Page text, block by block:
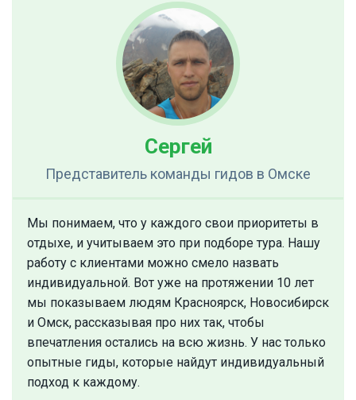
Сергей
Представитель команды гидов в Омске
Мы понимаем, что у каждого свои приоритеты в
отдыхе, и учитываем это при подборе тура. Нашу
работу с клиентами можно смело назвать
индивидуальной. Вот уже на протяжении 10 лет
мы показываем людям Красноярск, Новосибирск
и Омск, рассказывая про них так, чтобы
впечатления остались на всю жизнь. У нас только
опытные гиды, которые найдут индивидуальный
подход к каждому.